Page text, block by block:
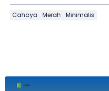
Cahaya Merah Minimalis